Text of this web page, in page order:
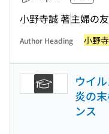
小野寺誠 著主婦の
Author Heading 小野
ウイ
炎の
ンス